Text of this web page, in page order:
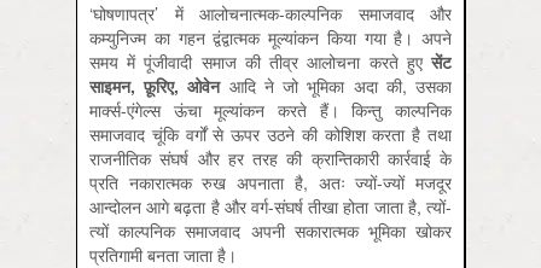
‘घोषणापत्र’ में आलोचनात्मक-काल्पनिक समाजवाद और
कम्युनिज्म का गहन द्वंद्वात्मक मूल्यांकन किया गया है। अपने
समय में पूंजीवादी समाज की तीव्र आलोचना करते हुएसेंट
साइमन, फ़ूरिए,ओवेनआदि ने जो भूमिका अदा की, उसका
मार्क्स-एंगेल्स ऊंचा मूल्यांकन करते हैं। किन्तु काल्पनिक
समाजवाद चूंकि वर्गों से ऊपर उठने की कोशिश करता है तथा
राजनीतिक संघर्ष और हर तरह की क्रान्तिकारी कार्रवाई के
प्रति नकारात्मक रुख अपनाता है, अतः ज्यों-ज्यों मजदूर
आन्दोलन आगे बढ़ता है और वर्ग-संघर्ष तीखा होता जाता है, त्यों-
त्यों काल्पनिक समाजवाद अपनी सकारात्मक भूमिका खोकर
प्रतिगामी बनता जाता है।